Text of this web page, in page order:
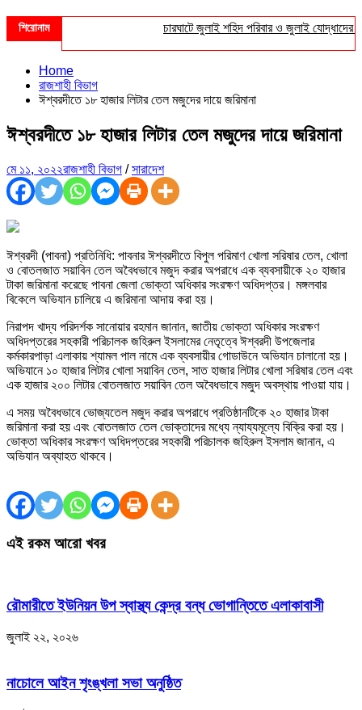
শিরোনাম চারঘাটে জুলাই শহিদ পরিবার ও জুলাই যোদ্ধাদের
Home
রাজশাহী বিভাগ
ঈশ্বরদীতে ১৮ হাজার লিটার তেল মজুদের দায়ে জরিমানা
ঈশ্বরদীতে ১৮ হাজার লিটার তেল মজুদের দায়ে জরিমানা
মে ১১, ২০২২রাজশাহী বিভাগ /সারাদেশ
ঈশ্বরদী (পাবনা) প্রতিনিধি: পাবনার ঈশ্বরদীতে বিপুল পরিমাণ খোলা সরিষার তেল, খোলা
ও বোতলজাত সয়াবিন তেল অবৈধভাবে মজুদ করার অপরাধে এক ব্যবসায়ীকে ২০ হাজার
টাকা জরিমানা করেছে পাবনা জেলা ভোক্তা অধিকার সংরক্ষণ অধিদপ্তর। মঙ্গলবার
বিকেলে অভিযান চালিয়ে এ জরিমানা আদায় করা হয়।
নিরাপদ খাদ্য পরিদর্শক সানোয়ার রহমান জানান, জাতীয় ভোক্তা অধিকার সংরক্ষণ
অধিদপ্তরের সহকারী পরিচালক জহিরুল ইসলামের নেতৃত্বে ঈশ্বরদী উপজেলার
কর্মকারপাড়া এলাকায় শ্যামল পাল নামে এক ব্যবসায়ীর গোডাউনে অভিযান চালানো হয়।
অভিযানে ১০ হাজার লিটার খোলা সয়াবিন তেল, সাত হাজার লিটার খোলা সরিষার তেল এবং
এক হাজার ২০০ লিটার বোতলজাত সয়াবিন তেল অবৈধভাবে মজুদ অবস্থায় পাওয়া যায়।
এ সময় অবৈধভাবে ভোজ্যতেল মজুদ করার অপরাধে প্রতিষ্ঠানটিকে ২০ হাজার টাকা
জরিমানা করা হয় এবং বোতলজাত তেল ভোক্তাদের মধ্যে ন্যায্যমূল্যে বিক্রি করা হয়।
ভোক্তা অধিকার সংরক্ষণ অধিদপ্তরের সহকারী পরিচালক জহিরুল ইসলাম জানান, এ
অভিযান অব্যাহত থাকবে।
এই রকম আরো খবর
রৌমারীতে ইউনিয়ন উপ স্বাস্থ্য কেন্দ্র বন্ধ ভোগান্তিতে এলাকাবাসী
জুলাই ২২, ২০২৬
নাচোলে আইন শৃংঙ্খলা সভা অনুষ্ঠিত